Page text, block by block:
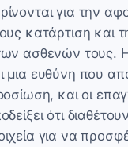
για την
κατάρτιση και
ασθενών τους.
μια ευθύνη που
και οι
ότι
για να